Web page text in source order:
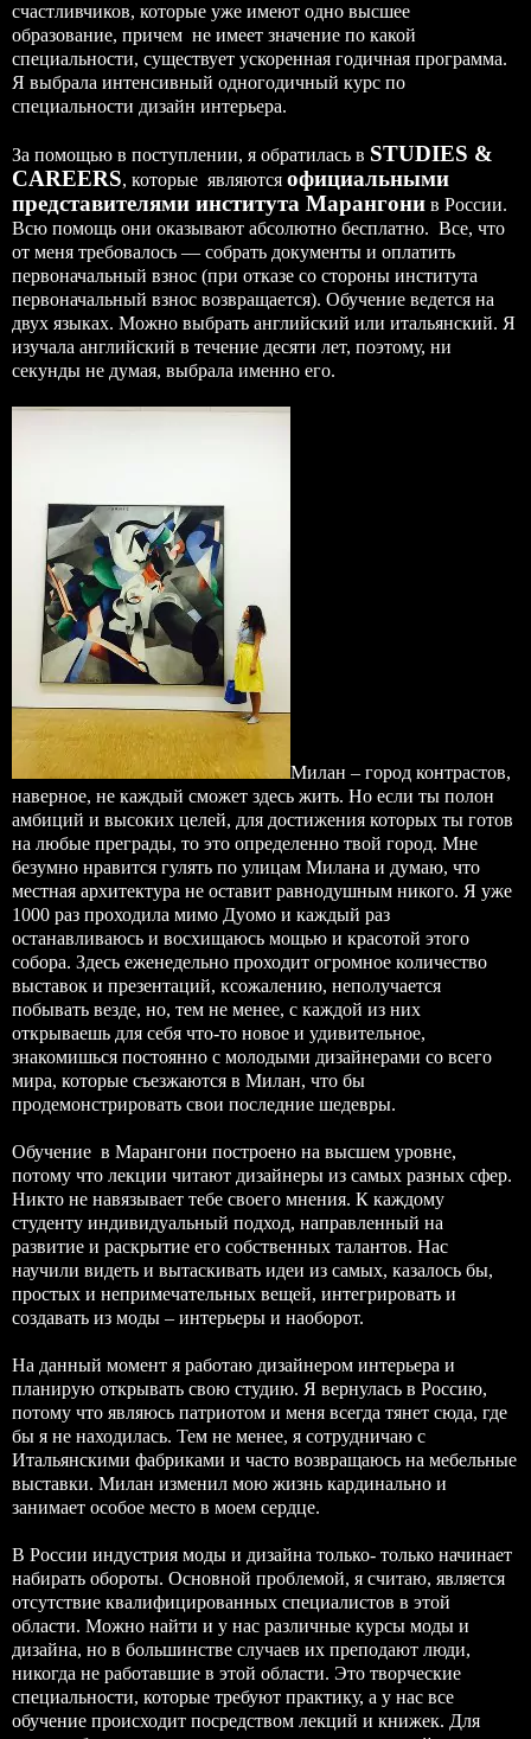
счастливчиков, которые уже имеют одно высшее
образование, причем не имеет значение по какой
специальности, существует ускоренная годичная программа.
Я выбрала интенсивный одногодичный курс по
специальности дизайн интерьера.
За помощью в поступлении, я обратилась в STUDIES &
CAREERS, которые являются официальными
представителями института Марангони в России.
Всю помощь они оказывают абсолютно бесплатно. Все, что
от меня требовалось — собрать документы и оплатить
первоначальный взнос (при отказе со стороны института
первоначальный взнос возвращается). Обучение ведется на
двух языках. Можно выбрать английский или итальянский. Я
изучала английский в течение десяти лет, поэтому, ни
секунды не думая, выбрала именно его.
Милан – город контрастов,
наверное, не каждый сможет здесь жить. Но если ты полон
амбиций и высоких целей, для достижения которых ты готов
на любые преграды, то это определенно твой город. Мне
безумно нравится гулять по улицам Милана и думаю, что
местная архитектура не оставит равнодушным никого. Я уже
1000 раз проходила мимо Дуомо и каждый раз
останавливаюсь и восхищаюсь мощью и красотой этого
собора. Здесь еженедельно проходит огромное количество
выставок и презентаций, ксожалению, неполучается
побывать везде, но, тем не менее, с каждой из них
открываешь для себя что-то новое и удивительное,
знакомишься постоянно с молодыми дизайнерами со всего
мира, которые съезжаются в Милан, что бы
продемонстрировать свои последние шедевры.
Обучение в Марангони построено на высшем уровне,
потому что лекции читают дизайнеры из самых разных сфер.
Никто не навязывает тебе своего мнения. К каждому
студенту индивидуальный подход, направленный на
развитие и раскрытие его собственных талантов. Нас
научили видеть и вытаскивать идеи из самых, казалось бы,
простых и непримечательных вещей, интегрировать и
создавать из моды – интерьеры и наоборот.
На данный момент я работаю дизайнером интерьера и
планирую открывать свою студию. Я вернулась в Россию,
потому что являюсь патриотом и меня всегда тянет сюда, где
бы я не находилась. Тем не менее, я сотрудничаю с
Итальянскими фабриками и часто возвращаюсь на мебельные
выставки. Милан изменил мою жизнь кардинально и
занимает особое место в моем сердце.
В России индустрия моды и дизайна только- только начинает
набирать обороты. Основной проблемой, я считаю, является
отсутствие квалифицированных специалистов в этой
области. Можно найти и у нас различные курсы моды и
дизайна, но в большинстве случаев их преподают люди,
никогда не работавшие в этой области. Это творческие
специальности, которые требуют практику, а у нас все
обучение происходит посредством лекций и книжек. Для